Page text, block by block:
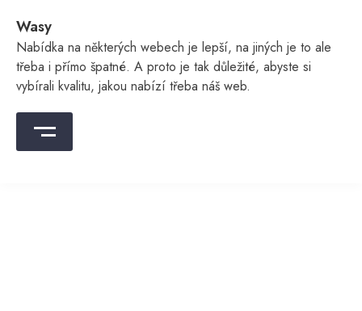
content
Wasy
Nabídka na některých webech je lepší, na jiných je to ale
třeba i přímo špatné. A proto je tak důležité, abyste si
vybírali kvalitu, jakou nabízí třeba náš web.